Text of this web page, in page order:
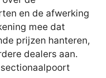
en de afwerking
mee dat
prijzen hanteren,
dealers aan.